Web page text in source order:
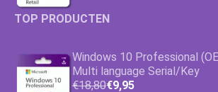
TOP PRODUCTEN
Windows 10 Professional
Multi language Serial/Key
€18,80€9,95